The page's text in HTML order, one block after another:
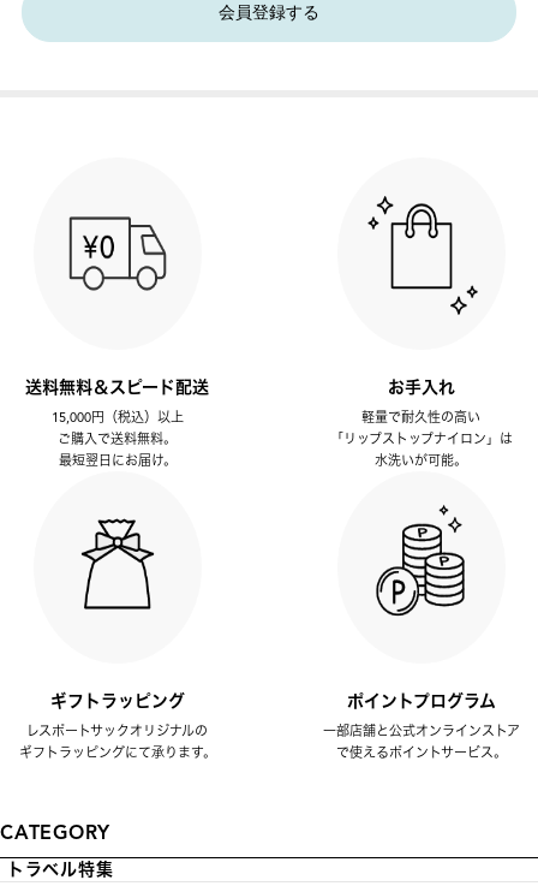
会員登録する
送料無料＆スピード配送
15,000円（税込）以上
ご購入で送料無料。
最短翌日にお届け。
お手入れ
軽量で耐久性の高い
「リップストップナイロン」は
水洗いが可能。
ギフトラッピング
レスポートサックオリジナルの
ギフトラッピングにて承ります。
ポイントプログラム
一部店舗と公式オンラインストア
で使えるポイントサービス。
CATEGORY
トラベル特集